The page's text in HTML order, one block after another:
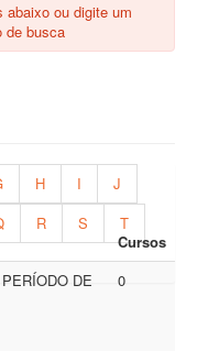
abaixo ou digite um
de busca
H I
J
R S
T
Cursos
DE
0